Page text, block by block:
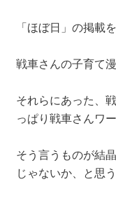
「ほぼ日」の掲載
戦車さんの子育て
それらにあった、
っぱり戦車さんワ
そう言うものが結
じゃないか、と思う